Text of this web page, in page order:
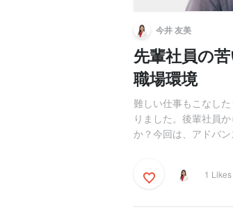
今井 友美
先輩社員の
職場環境
難しい仕事もこなし
りました。後輩社員
か？今回は、アドバ
1 Likes